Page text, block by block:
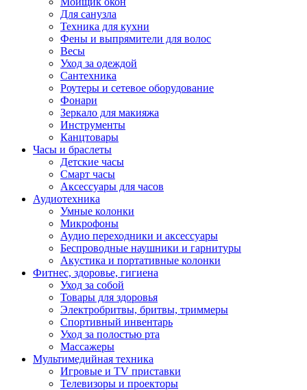
Для санузла
Техника для кухни
Фены и выпрямители для волос
Весы
Уход за одеждой
Сантехника
Роутеры и сетевое оборудование
Фонари
Зеркало для макияжа
Инструменты
Канцтовары
Часы и браслеты
Детские часы
Смарт часы
Аксессуары для часов
Аудиотехника
Умные колонки
Микрофоны
Аудио переходники и аксессуары
Беспроводные наушники и гарнитуры
Акустика и портативные колонки
Фитнес, здоровье, гигиена
Уход за собой
Товары для здоровья
Электробритвы, бритвы, триммеры
Спортивный инвентарь
Уход за полостью рта
Массажеры
Мультимедийная техника
Игровые и TV приставки
Телевизоры и проекторы